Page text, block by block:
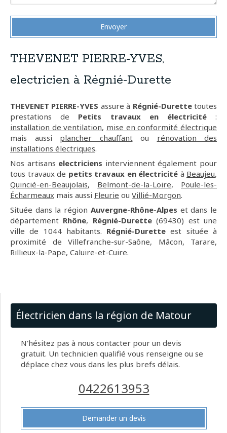
Envoyer
THEVENET PIERRE-YVES,
electricien à Régnié-Durette
THEVENET PIERRE-YVES assure à Régnié-Durettetoutes
prestations de Petits travaux en électricité:
installation de ventilation, mise en conformité électrique
mais aussi plancher chauffantou rénovation des
installations électriques.
Nos artisans electriciens interviennent également pour
tous travaux de petits travaux en électricité à Beaujeu,
Quincié-en-Beaujolais, Belmont-de-la-Loire, Poule-les-
Écharmeaux mais aussi Fleurie ou Villié-Morgon.
Située dans la région Auvergne-Rhône-Alpes et dans le
département Rhône, Régnié-Durette(69430) est une
ville de 1044 habitants. Régnié-Durette est située à
proximité de Villefranche-sur-Saône, Mâcon, Tarare,
Rillieux-la-Pape, Caluire-et-Cuire.
Électricien dans la région de Matour
N'hésitez pas à nous contacter pour un devis
gratuit. Un technicien qualifié vous renseigne ou se
déplace chez vous dans les plus brefs délais.
0422613953
Demander un devis